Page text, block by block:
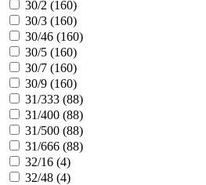
30/2 (160)
30/3 (160)
30/46 (160)
30/5 (160)
30/7 (160)
30/9 (160)
31/333 (88)
31/400 (88)
31/500 (88)
31/666 (88)
32/16 (4)
32/48 (4)